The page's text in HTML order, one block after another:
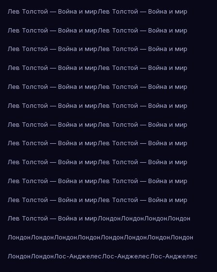
Лев Толстой — Война и мирЛев Толстой — Война и мир
Лев Толстой — Война и мирЛев Толстой — Война и мир
Лев Толстой — Война и мирЛев Толстой — Война и мир
Лев Толстой — Война и мирЛев Толстой — Война и мир
Лев Толстой — Война и мирЛев Толстой — Война и мир
Лев Толстой — Война и мирЛев Толстой — Война и мир
Лев Толстой — Война и мирЛев Толстой — Война и мир
Лев Толстой — Война и мирЛев Толстой — Война и мир
Лев Толстой — Война и мирЛев Толстой — Война и мир
Лев Толстой — Война и мирЛев Толстой — Война и мир
Лев Толстой — Война и мирЛев Толстой — Война и мир
Лев Толстой — Война и мирЛондонЛондонЛондонЛондон
ЛондонЛондонЛондонЛондонЛондонЛондонЛондонЛондон
ЛондонЛондонЛос-АнджелесЛос-АнджелесЛос-Анджелес